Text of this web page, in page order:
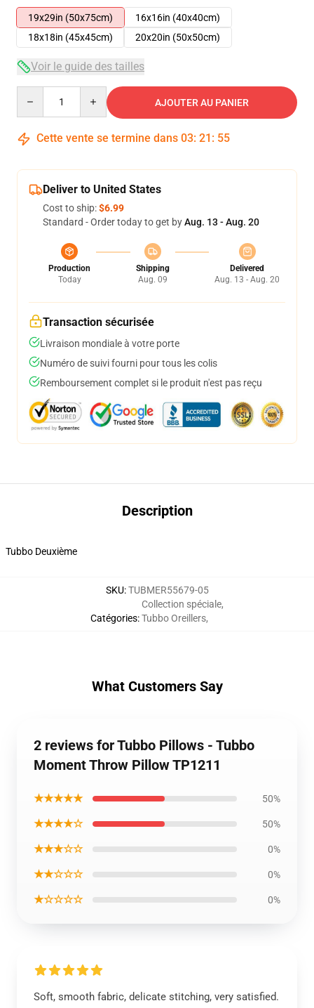
19x29in (50x75cm)
16x16in (40x40cm)
18x18in (45x45cm)
20x20in (50x50cm)
Voir le guide des tailles
AJOUTER AU PANIER
Cette vente se termine dans 03: 21 : 54
Deliver to United States
Cost to ship:$6.99
Standard - Order today to get byAug. 13 - Aug. 20
Production
Today
Shipping
Aug. 09
Delivered
Aug. 13 - Aug. 20
Transaction sécurisée
Livraison mondiale à votre porte
Numéro de suivi fourni pour tous les colis
Remboursement complet si le produit n'est pas reçu
Description
Tubbo Deuxième
SKU:TUBMER55679-05
Catégories:
Collection spéciale,
Tubbo Oreillers,
What Customers Say
2 reviews for Tubbo Pillows - Tubbo
Moment Throw Pillow TP1211
★★★★★ 50%
★★★★☆ 50%
★★★☆☆ 0%
★★☆☆☆ 0%
★☆☆☆☆ 0%
Soft, smooth fabric, delicate stitching, very satisfied.